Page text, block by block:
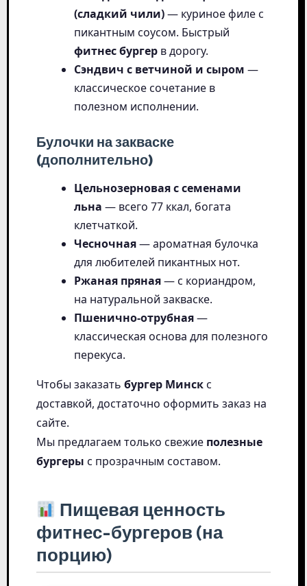
(сладкий чили)— куриное филе с
пикантным соусом. Быстрый
фитнес бургер в дорогу.
Сэндвич с ветчиной и сыром —
классическое сочетание в
полезном исполнении.
Булочки на закваске
(дополнительно)
Цельнозерновая с семенами
льна — всего 77 ккал, богата
клетчаткой.
Чесночная— ароматная булочка
для любителей пикантных нот.
Ржаная пряная— с кориандром,
на натуральной закваске.
Пшенично-отрубная—
классическая основа для полезного
перекуса.
Чтобы заказать бургер Минскс
доставкой, достаточно оформить заказ на
сайте.
Мы предлагаем только свежие полезные
бургеры с прозрачным составом.
Пищевая ценность
фитнес-бургеров (на
порцию)